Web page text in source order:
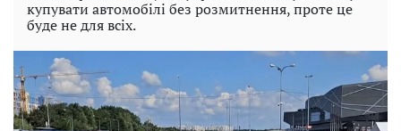
купувати автомобілі без розмитнення, проте це
буде не для всіх.